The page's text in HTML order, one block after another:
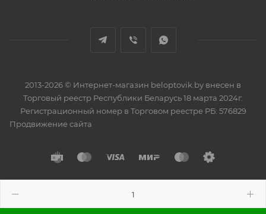
2013-2026 © Интернет-магазин beloptovik.by внесен в
Торговый реестр Республики Беларусь 18 марта 2024г.
Регистрационный номер в Торговом реестре РБ: 576829
Продвижение сайта
Разработано в